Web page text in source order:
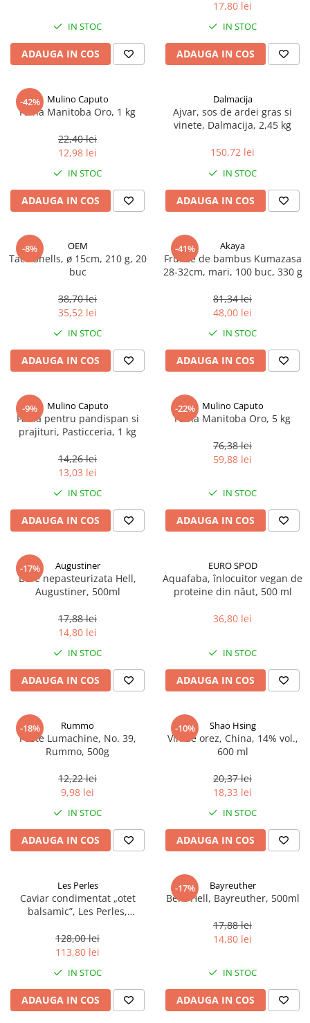
Sare de mare din Marea Nordului
Sare de mare din Oceanele Pacific
si Indian
Portugalia
Sare de roca
Sare speciala
Terine si placinte
Uleiuri speciale/presate la rece
Ulei de masline extravirgin
Ulei Gewurzgarten
Ulei Huilerie Beaujolaise
Ulei Huileries du Berry
Uleiuri aromatizate
Ulei Wiberg Gastro
Prajitore paine
Gratare
IN STOC
ADAUGA IN COS
17,80 lei
IN STOC
ADAUGA IN COS
-42% Mulino Caputo
Faina Manitoba Oro, 1 kg
22,40 lei
12,98 lei
IN STOC
ADAUGA IN COS
Dalmacija
Ajvar, sos de ardei gras si
vinete, Dalmacija, 2,45 kg
150,72 lei
IN STOC
ADAUGA IN COS
-8% OEM
Taco Shells, ø 15cm, 210 g, 20
buc
38,70 lei
35,52 lei
IN STOC
ADAUGA IN COS
-41% Akaya
Frunze de bambus Kumazasa
28-32cm, mari, 100 buc, 330 g
81,34 lei
48,00 lei
IN STOC
ADAUGA IN COS
-9% Mulino Caputo
Faina pentru pandispan si
prajituri, Pasticceria, 1 kg
14,26 lei
13,03 lei
IN STOC
ADAUGA IN COS
-22% Mulino Caputo
Faina Manitoba Oro, 5 kg
76,38 lei
59,88 lei
IN STOC
ADAUGA IN COS
-17% Augustiner
Bere nepasteurizata Hell,
Augustiner, 500ml
17,88 lei
14,80 lei
IN STOC
ADAUGA IN COS
EURO SPOD
Aquafaba, înlocuitor vegan de
proteine ​​din năut, 500 ml
36,80 lei
IN STOC
ADAUGA IN COS
-18% Rummo
Paste Lumachine, No. 39,
Rummo, 500g
12,22 lei
9,98 lei
IN STOC
ADAUGA IN COS
-10% Shao Hsing
Vin de orez, China, 14% vol.,
600 ml
20,37 lei
18,33 lei
IN STOC
ADAUGA IN COS
Les Perles
Caviar condimentat „otet
balsamic”, Les Perles,
sferice, 200 g
128,00 lei
113,80 lei
IN STOC
ADAUGA IN COS
-17% Bayreuther
Bere Hell, Bayreuther, 500ml
17,88 lei
14,80 lei
IN STOC
ADAUGA IN COS